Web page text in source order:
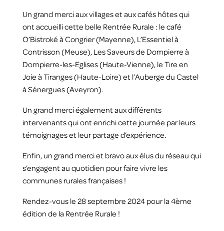
Un grand merci aux villages et aux cafés hôtes qui
ont accueilli cette belle Rentrée Rurale : le café
O’Bistroké à Congrier (Mayenne), L’Essentiel à
Contrisson (Meuse), Les Saveurs de Dompierre à
Dompierre-les-Eglises (Haute-Vienne), le Tire en
Joie à Tiranges (Haute-Loire) et l’Auberge du Castel
à Sénergues (Aveyron).
Un grand merci également aux différents
intervenants qui ont enrichi cette journée par leurs
témoignages et leur partage d’expérience.
Enfin, un grand merci et bravo aux élus du réseau qui
s’engagent au quotidien pour faire vivre les
communes rurales françaises !
Rendez-vous le 28 septembre 2024 pour la 4ème
édition de la Rentrée Rurale !